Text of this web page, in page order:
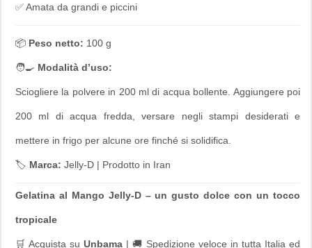
✅ Amata da grandi e piccini
📦 Peso netto: 100 g
🧑‍🍳 Modalità d’uso:
Sciogliere la polvere in 200 ml di acqua bollente. Aggiungere poi
200 ml di acqua fredda, versare negli stampi desiderati e
mettere in frigo per alcune ore finché si solidifica.
🏷️ Marca: Jelly-D | Prodotto in Iran
Gelatina al Mango Jelly-D – un gusto dolce con un tocco
tropicale
🛒 Acquista su Unbama | 🚚 Spedizione veloce in tutta Italia ed